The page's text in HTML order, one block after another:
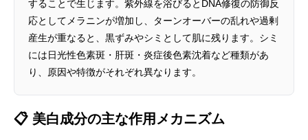
することで生じます。紫外線を浴びるとDNA修復の防御反
応としてメラニンが増加し、ターンオーバーの乱れや過剰
産生が重なると、黒ずみやシミとして肌に残ります。シミ
には日光性色素斑・肝斑・炎症後色素沈着など種類があ
り、原因や特徴がそれぞれ異なります。
📋 美白成分の主な作用メカニズム